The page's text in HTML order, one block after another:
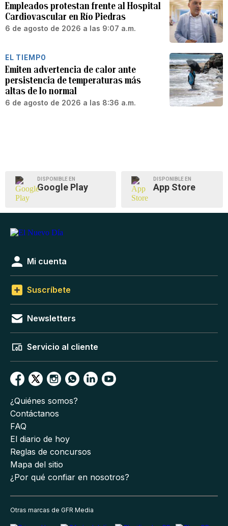
Empleados protestan frente al Hospital
Cardiovascular en Río Piedras
6 de agosto de 2026 a las 9:07 a.m.
EL TIEMPO
Emiten advertencia de calor ante
persistencia de temperaturas más
altas de lo normal
6 de agosto de 2026 a las 8:36 a.m.
DISPONIBLE EN
Google Play
DISPONIBLE EN
App Store
Mi cuenta
Suscríbete
Newsletters
Servicio al cliente
¿Quiénes somos?
Contáctanos
FAQ
El diario de hoy
Reglas de concursos
Mapa del sitio
¿Por qué confiar en nosotros?
Otras marcas de GFR Media